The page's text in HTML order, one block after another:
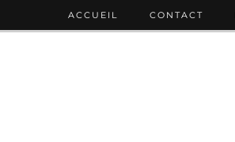
ACCUEIL CONTACT